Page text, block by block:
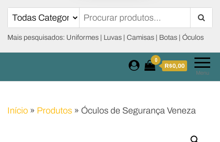
Mais pesquisados: Uniformes | Luvas | Camisas | Botas | Óculos
Menu
0
R$0,00
Início » Produtos » Óculos de Segurança Veneza